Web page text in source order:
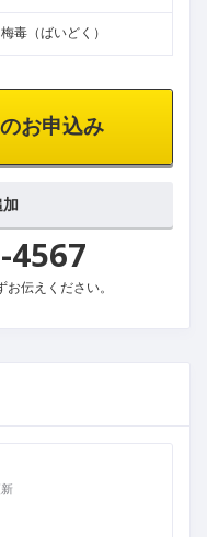
梅毒（ばいどく）
お申込み
加
伝えください。